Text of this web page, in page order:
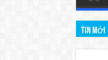
Tin mới